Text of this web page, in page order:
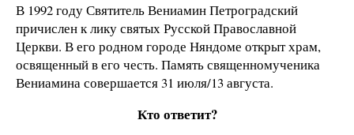
В 1992 году Святитель Вениамин Петроградский
причислен к лику святых Русской Православной
Церкви. В его родном городе Няндоме открыт храм,
освященный в его честь. Память священномученика
Вениамина совершается 31 июля/13 августа.
Кто ответит?